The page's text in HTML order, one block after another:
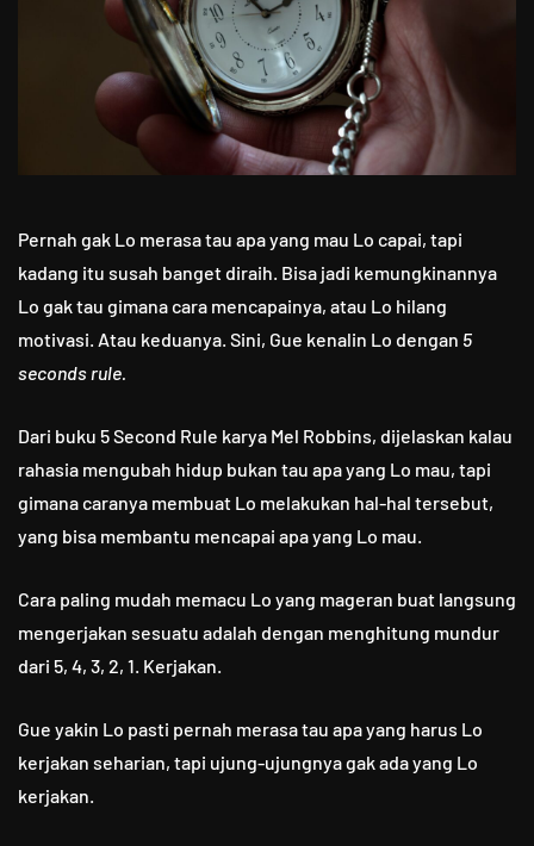
Pernah gak Lo merasa tau apa yang mau Lo capai, tapi
kadang itu susah banget diraih. Bisa jadi kemungkinannya
Lo gak tau gimana cara mencapainya, atau Lo hilang
motivasi. Atau keduanya. Sini, Gue kenalin Lo dengan 5
seconds rule.
Dari buku 5 Second Rule karya Mel Robbins, dijelaskan kalau
rahasia mengubah hidup bukan tau apa yang Lo mau, tapi
gimana caranya membuat Lo melakukan hal-hal tersebut,
yang bisa membantu mencapai apa yang Lo mau.
Cara paling mudah memacu Lo yang mageran buat langsung
mengerjakan sesuatu adalah dengan menghitung mundur
dari 5, 4, 3, 2, 1. Kerjakan.
Gue yakin Lo pasti pernah merasa tau apa yang harus Lo
kerjakan seharian, tapi ujung-ujungnya gak ada yang Lo
kerjakan.